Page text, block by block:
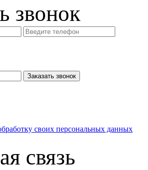
звонок
Заказать звонок
своих персональных данных
связь